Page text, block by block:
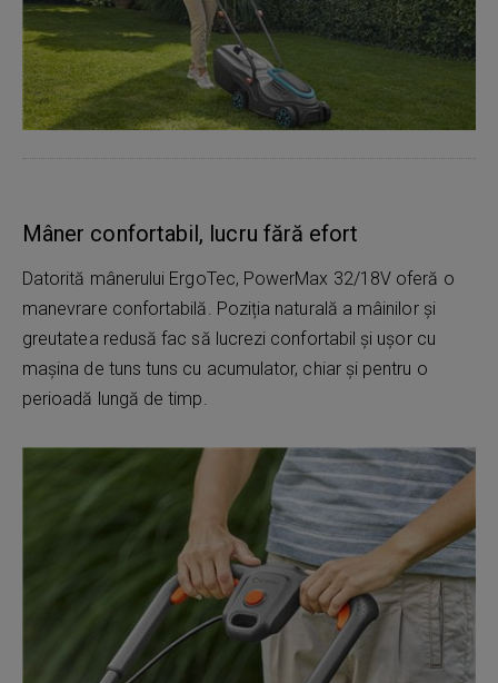
Mâner confortabil, lucru fără efort
Datorită mânerului ErgoTec, PowerMax 32/18V oferă o
manevrare confortabilă. Poziția naturală a mâinilor și
greutatea redusă fac să lucrezi confortabil și ușor cu
mașina de tuns tuns cu acumulator, chiar și pentru o
perioadă lungă de timp.